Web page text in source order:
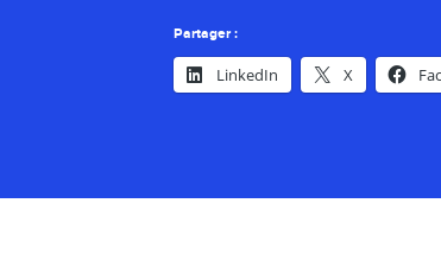
Partager :
LinkedIn X